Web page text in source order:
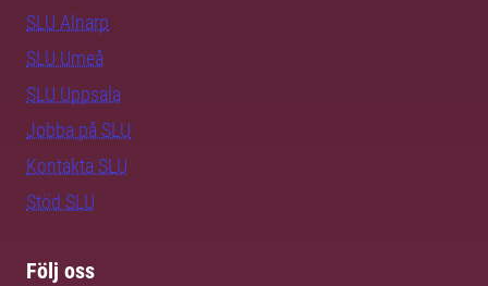
SLU Alnarp
SLU Umeå
SLU Uppsala
Jobba på SLU
Kontakta SLU
Stöd SLU
Följ oss